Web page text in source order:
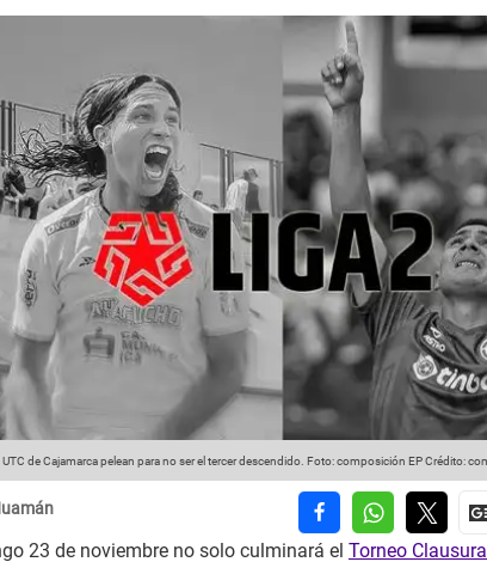
de Cajamarca pelean para no ser el tercer descendido. Foto: composición EPCrédito:
23 de noviembre no solo culminará el Torneo